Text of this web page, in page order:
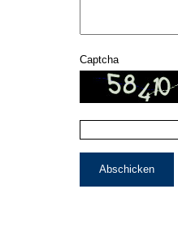
Captcha
Abschicken